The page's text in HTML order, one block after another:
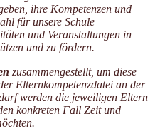
ihre Kompetenzen und
für unsere Schule
und Veranstaltungen in
und zu fördern.
zusammengestellt, um diese
Elternkompetenzdatei an der
werden die jeweiligen Eltern
konkreten Fall Zeit und